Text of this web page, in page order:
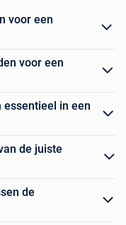
voor een
voor een
in een
de juiste
de